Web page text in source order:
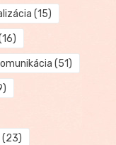
(15)
(51)
(23)